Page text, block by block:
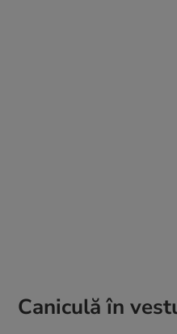
Caniculă în